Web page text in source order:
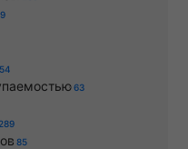
54
63
289
85